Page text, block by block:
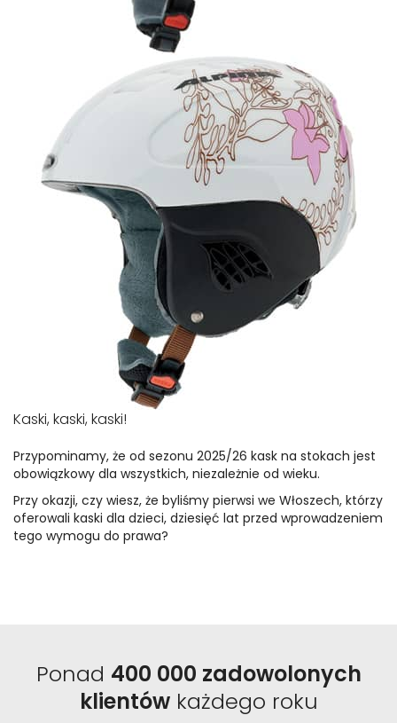
Kaski, kaski, kaski!
Przypominamy, że od sezonu 2025/26 kask na stokach jest
obowiązkowy dla wszystkich, niezależnie od wieku.
Przy okazji, czy wiesz, że byliśmy pierwsi we Włoszech, którzy
oferowali kaski dla dzieci, dziesięć lat przed wprowadzeniem
tego wymogu do prawa?
Ponad 400 000 zadowolonych
klientówkażdego roku